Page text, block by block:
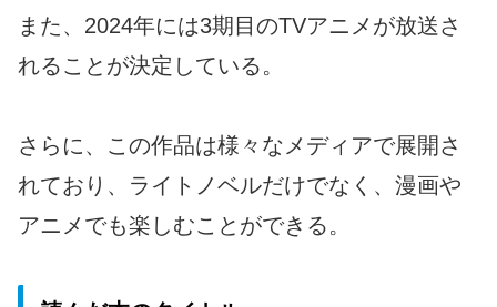
また、2024年には3期目のTVアニメが放送さ
れることが決定している。
さらに、この作品は様々なメディアで展開さ
れており、ライトノベルだけでなく、漫画や
アニメでも楽しむことができる。